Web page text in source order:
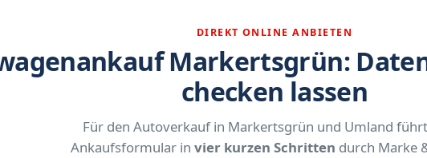
DIREKT ONLINE ANBIETEN
Markertsgrün:
checken lassen
Für den Autoverkauf in Markertsgrün und Umland
Ankaufsformular in vier kurzen Schritten durch Marke